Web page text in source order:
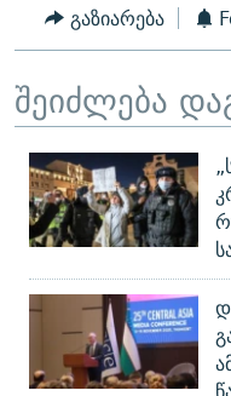
გაზიარება
შეიძლება